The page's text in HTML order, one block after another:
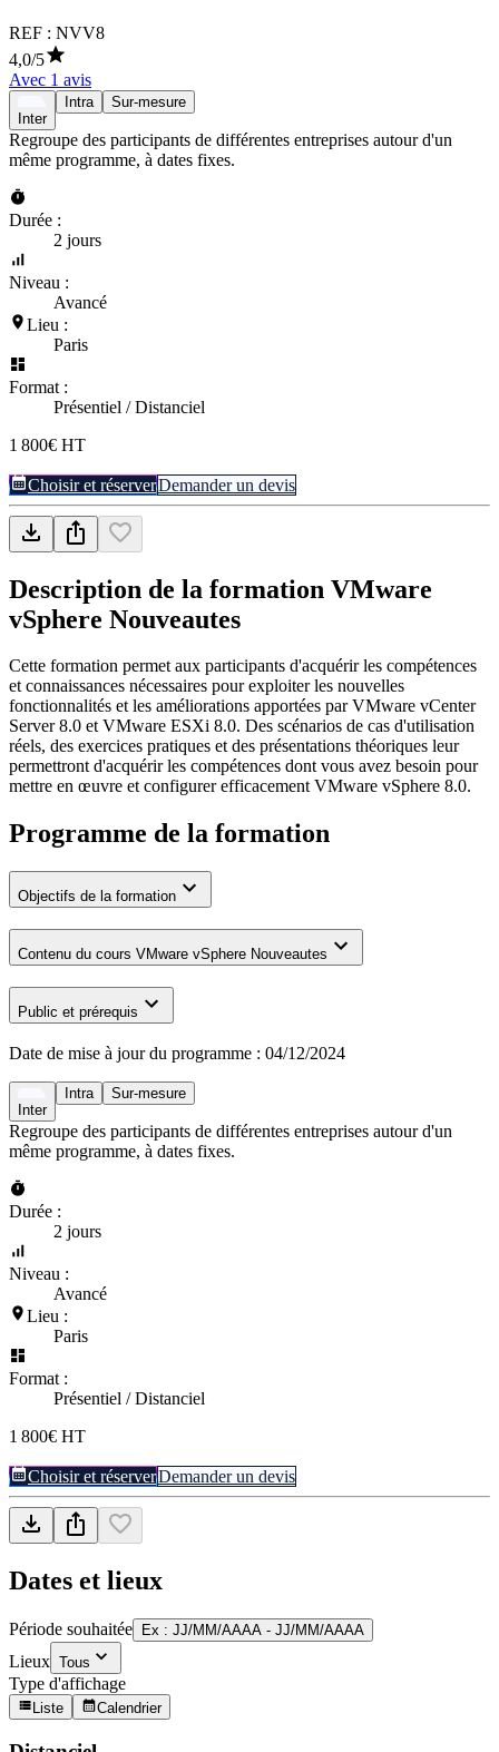
REF : NVV8
4,0/5
Avec 1 avis
Inter
Intra Sur-mesure
Regroupe des participants de différentes entreprises autour d'un
même programme, à dates fixes.
Durée :
2 jours
Niveau :
Avancé
Lieu :
Paris
Format :
Présentiel / Distanciel
1 800€ HT
Choisir et réserverDemander un devis
Description de la formation VMware
vSphere Nouveautes
Cette formation permet aux participants d'acquérir les compétences
et connaissances nécessaires pour exploiter les nouvelles
fonctionnalités et les améliorations apportées par VMware vCenter
Server 8.0 et VMware ESXi 8.0. Des scénarios de cas d'utilisation
réels, des exercices pratiques et des présentations théoriques leur
permettront d'acquérir les compétences dont vous avez besoin pour
mettre en œuvre et configurer efficacement VMware vSphere 8.0.
Programme de la formation
Objectifs de la formation
Contenu du cours VMware vSphere Nouveautes
Public et prérequis
Date de mise à jour du programme : 04/12/2024
Inter
Intra Sur-mesure
Regroupe des participants de différentes entreprises autour d'un
même programme, à dates fixes.
Durée :
2 jours
Niveau :
Avancé
Lieu :
Paris
Format :
Présentiel / Distanciel
1 800€ HT
Choisir et réserverDemander un devis
Dates et lieux
Période souhaitée Ex : JJ/MM/AAAA - JJ/MM/AAAA
Lieux Tous
Type d'affichage
Liste Calendrier